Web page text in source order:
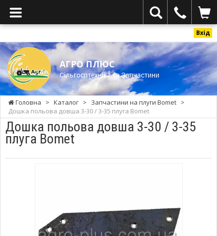
Вхід
АГРО ПЛЮС
Cільгосптехніка та Запчастини
Головна > Каталог > Запчастини на плуги Bomet >
Дошка польова довша 3-30 / 3-35 плуга Bomet
Дошка польова довша 3-30 / 3-35
плуга Bomet